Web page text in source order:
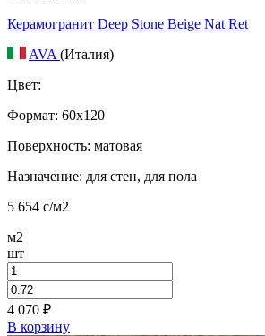
Керамогранит Deep Stone Beige Nat Ret
AVA (Италия)
Цвет:
Формат: 60x120
Поверхность: матовая
Назначение: для стен, для пола
5 654 c/м2
м2
шт
4 070 ₽
В корзину